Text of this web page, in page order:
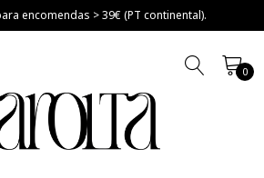
encomendas > 39€ (PT continental).
0